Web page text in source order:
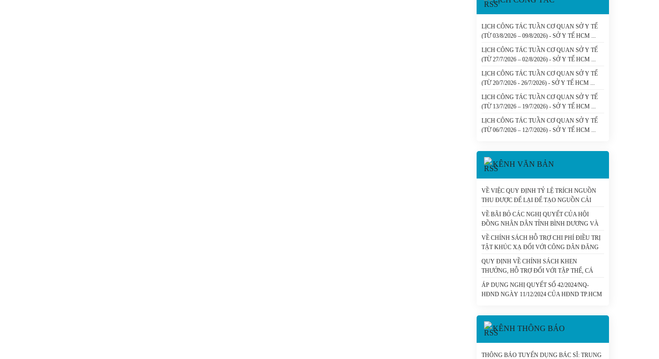
LỊCH CÔNG TÁC TUẦN CƠ QUAN SỞ Y TẾ
(TỪ 03/8/2026 – 09/8/2026) - SỞ Y TẾ HCM
LỊCH CÔNG TÁC TUẦN CƠ QUAN SỞ Y TẾ
(TỪ 27/7/2026 – 02/8/2026) - SỞ Y TẾ HCM
LỊCH CÔNG TÁC TUẦN CƠ QUAN SỞ Y TẾ
(TỪ 20/7/2026 - 26/7/2026) - SỞ Y TẾ HCM
LỊCH CÔNG TÁC TUẦN CƠ QUAN SỞ Y TẾ
(TỪ 13/7/2026 – 19/7/2026) - SỞ Y TẾ HCM
LỊCH CÔNG TÁC TUẦN CƠ QUAN SỞ Y TẾ
(TỪ 06/7/2026 – 12/7/2026) - SỞ Y TẾ HCM
KÊNH VĂN BẢN
VỀ VIỆC QUY ĐỊNH TỶ LỆ TRÍCH NGUỒN
THU ĐƯỢC ĐỂ LẠI ĐỂ TẠO NGUỒN CẢI
CÁCH TIỀN LƯƠNG ĐỐI VỚI CÁC ĐƠN VỊ
SỰ NGHIỆP Y TẾ CÔNG LẬP CÓ SỐ THU
LỚN DO THÀNH PHỐ HỒ CHÍ MINH QUẢN
LÝ (CHUNG) - SỞ Y TẾ TP. HỒ CHÍ MINH
VỀ BÃI BỎ CÁC NGHỊ QUYẾT CỦA HỘI
ĐỒNG NHÂN DÂN TỈNH BÌNH DƯƠNG VÀ
TỈNH BÀ RỊA - VŨNG TÀU VỀ LĨNH VỰC Y
TẾ - SỞ Y TẾ TP. HỒ CHÍ MINH
VỀ CHÍNH SÁCH HỖ TRỢ CHI PHÍ ĐIỀU TRỊ
TẬT KHÚC XẠ ĐỐI VỚI CÔNG DÂN ĐĂNG
KÝ THỰC HIỆN NGHĨA VỤ QUÂN SỰ,
NGHĨA VỤ THAM GIA CÔNG AN NHÂN DÂN
- SỞ Y TẾ TP. HỒ CHÍ MINH
QUY ĐỊNH VỀ CHÍNH SÁCH KHEN
THƯỞNG, HỖ TRỢ ĐỐI VỚI TẬP THỂ, CÁ
NHÂN THỰC HIỆN TỐT CÔNG TÁC DÂN SỐ
TRÊN ĐỊA BÀN THÀNH PHỐ HỒ CHÍ MINH. -
SỞ Y TẾ TP. HỒ CHÍ MINH
ÁP DỤNG NGHỊ QUYẾT SỐ 42/2024/NQ-
HĐND NGÀY 11/12/2024 CỦA HĐND TP.HCM
KHÁNG VI RÚT HIV CHO NGƯỜI NHIỄM
HIV/AIDS TRÊN ĐỊA BÀN THÀNH PHỐ HỒ
KÊNH THÔNG BÁO
THÔNG BÁO TUYỂN DỤNG BÁC SĨ: TRUNG